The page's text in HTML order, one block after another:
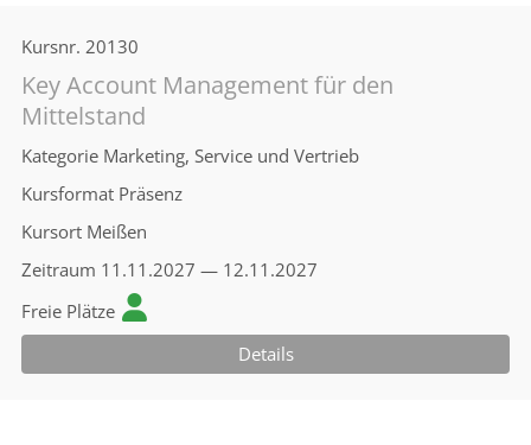
Kursnr. 20130
Key Account Management für den
Mittelstand
Kategorie Marketing, Service und Vertrieb
Kursformat Präsenz
Kursort Meißen
Zeitraum 11.11.2027 — 12.11.2027
Freie Plätze
Details